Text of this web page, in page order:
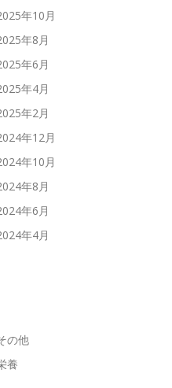
年10月
年8月
年6月
年4月
年2月
年12月
年10月
年8月
年6月
年4月
の他
養